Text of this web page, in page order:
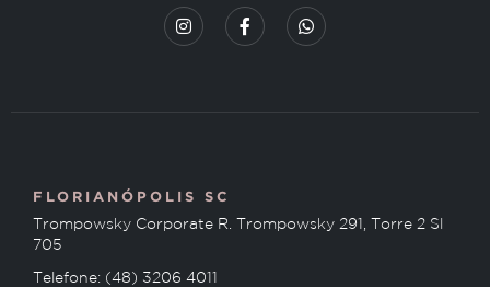
FLORIANÓPOLIS SC
Trompowsky Corporate R. Trompowsky 291, Torre 2 Sl
705
Telefone: (48) 3206 4011